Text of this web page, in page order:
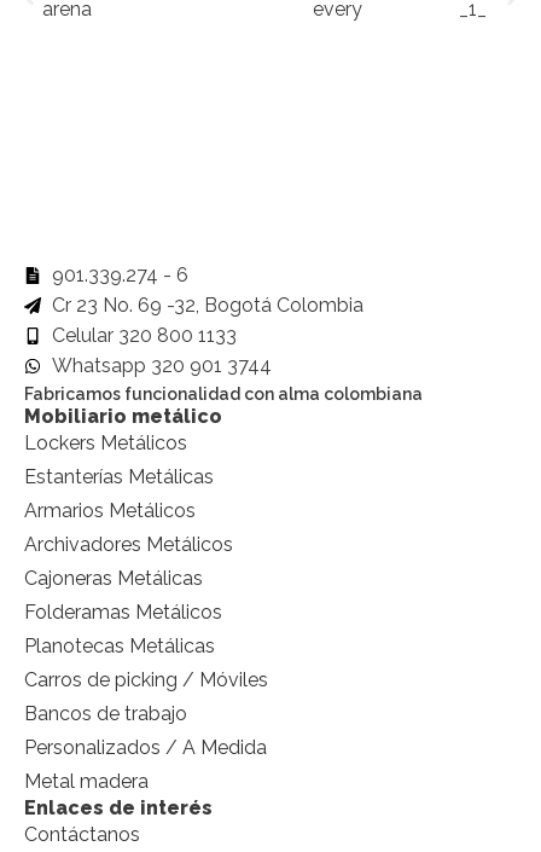
901.339.274 - 6
Cr 23 No. 69 -32, Bogotá Colombia
Celular 320 800 1133
Whatsapp 320 901 3744
Fabricamos funcionalidad con alma colombiana
Mobiliario metálico
Lockers Metálicos
Estanterías Metálicas
Armarios Metálicos
Archivadores Metálicos
Cajoneras Metálicas
Folderamas Metálicos
Planotecas Metálicas
Carros de picking / Móviles
Bancos de trabajo
Personalizados / A Medida
Metal madera
Enlaces de interés
Contáctanos